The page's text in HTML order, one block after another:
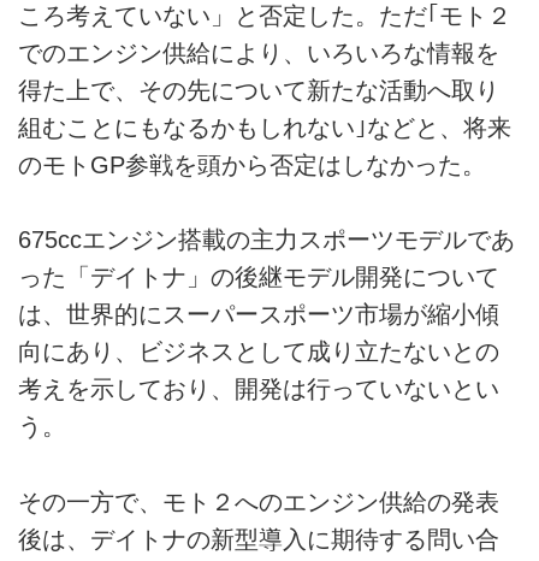
ころ考えていない」と否定した。ただ｢モト２
でのエンジン供給により、いろいろな情報を
得た上で、その先について新たな活動へ取り
組むことにもなるかもしれない｣などと、将来
のモトGP参戦を頭から否定はしなかった。
675ccエンジン搭載の主力スポーツモデルであ
った「デイトナ」の後継モデル開発について
は、世界的にスーパースポーツ市場が縮小傾
向にあり、ビジネスとして成り立たないとの
考えを示しており、開発は行っていないとい
う。
その一方で、モト２へのエンジン供給の発表
後は、デイトナの新型導入に期待する問い合